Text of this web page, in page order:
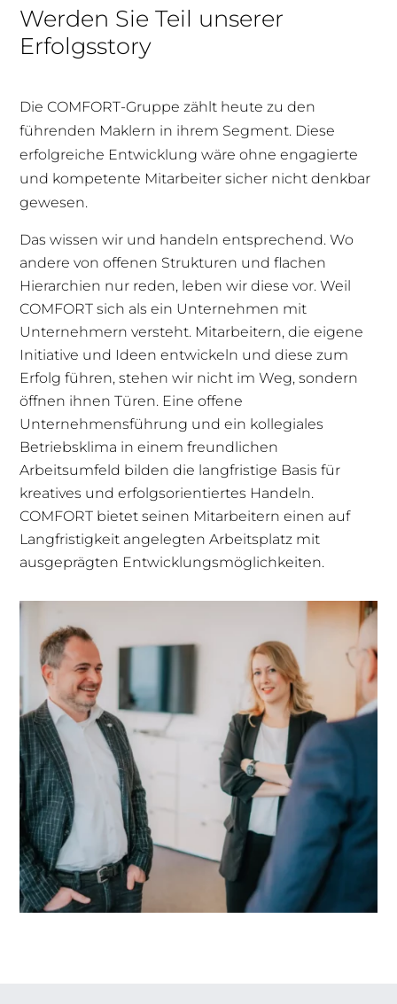
Werden Sie Teil unserer
Erfolgsstory
Die COMFORT-Gruppe zählt heute zu den
führenden Maklern in ihrem Segment. Diese
erfolgreiche Entwicklung wäre ohne engagierte
und kompetente Mitarbeiter sicher nicht denkbar
gewesen.
Das wissen wir und handeln entsprechend. Wo
andere von offenen Strukturen und flachen
Hierarchien nur reden, leben wir diese vor. Weil
COMFORT sich als ein Unternehmen mit
Unternehmern versteht. Mitarbeitern, die eigene
Initiative und Ideen entwickeln und diese zum
Erfolg führen, stehen wir nicht im Weg, sondern
öffnen ihnen Türen. Eine offene
Unternehmensführung und ein kollegiales
Betriebsklima in einem freundlichen
Arbeitsumfeld bilden die langfristige Basis für
kreatives und erfolgsorientiertes Handeln.
COMFORT bietet seinen Mitarbeitern einen auf
Langfristigkeit angelegten Arbeitsplatz mit
ausgeprägten Entwicklungsmöglichkeiten.